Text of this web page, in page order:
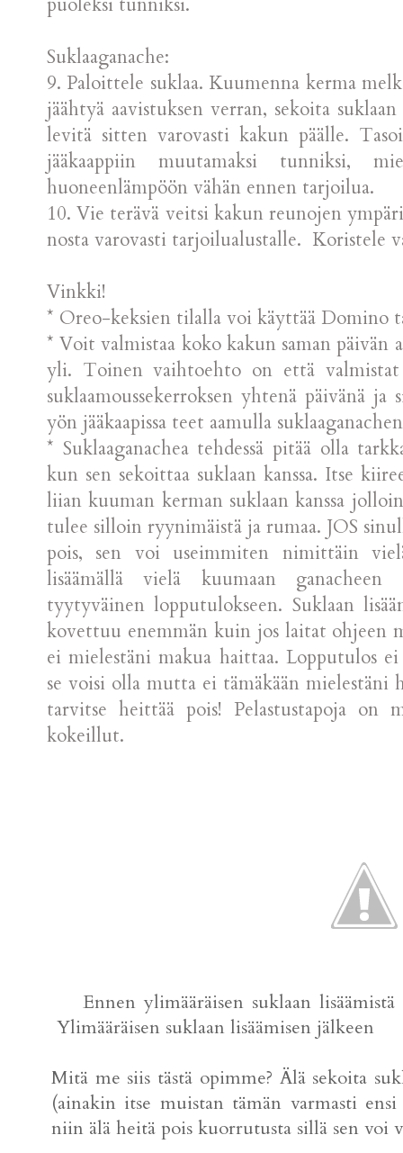
Suklaaganache:
9. Paloittele suklaa. Kuumenna kerma
jäähtyä aavistuksen verran, sekoita
levitä sitten varovasti kakun päälle.
jääkaappiin muutamaksi tunniksi,
huoneenlämpöön vähän ennen tarjoilua.
10. Vie terävä veitsi kakun reunojen
nosta varovasti tarjoilualustalle. Koristele
Vinkki!
* Oreo-keksien tilalla voi käyttää Domino
* Voit valmistaa koko kakun saman päivän
yli. Toinen vaihtoehto on että valmistat
suklaamoussekerroksen yhtenä päivänä
yön jääkaapissa teet aamulla
* Suklaaganachea tehdessä pitää olla
kun sen sekoittaa suklaan kanssa. Itse
liian kuuman kerman suklaan kanssa
tulee silloin ryynimäistä ja rumaa. JOS
pois, sen voi useimmiten nimittäin
lisäämällä vielä kuumaan
tyytyväinen lopputulokseen. Suklaan
kovettuu enemmän kuin jos laitat ohjeen
ei mielestäni makua haittaa. Lopputulos
se voisi olla mutta ei tämäkään mielestäni
tarvitse heittää pois! Pelastustapoja
kokeillut.
Ennen ylimääräisen
Ylimääräisen suklaan
Mitä me siis tästä opimme? Älä sekoita
(ainakin itse muistan tämän varmasti
niin älä heitä pois kuorrutusta sillä sen voi